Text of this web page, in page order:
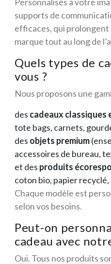
supports de
efficaces, qui
marque tout au long de
Quels types de
vous ?
Nous proposons une
des cadeaux classiques
tote bags, carnets,
des objets premium
accessoires de bureau,
et des produits
coton bio, papier recyclé,
Chaque modèle est
selon vos besoins.
Peut-on
cadeau avec
Oui. Tous nos produits